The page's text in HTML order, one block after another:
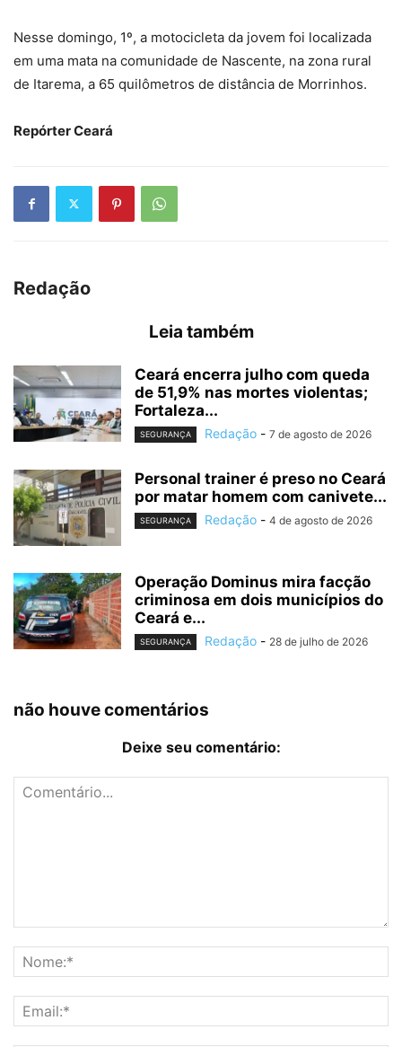
Nesse domingo, 1º, a motocicleta da jovem foi localizada
em uma mata na comunidade de Nascente, na zona rural
de Itarema, a 65 quilômetros de distância de Morrinhos.
Repórter Ceará
Redação
Leia também
Ceará encerra julho com queda
de 51,9% nas mortes violentas;
Fortaleza...
SEGURANÇA Redação - 7 de agosto de 2026
Personal trainer é preso no Ceará
por matar homem com canivete...
SEGURANÇA Redação - 4 de agosto de 2026
Operação Dominus mira facção
criminosa em dois municípios do
Ceará e...
SEGURANÇA Redação - 28 de julho de 2026
não houve comentários
Deixe seu comentário: